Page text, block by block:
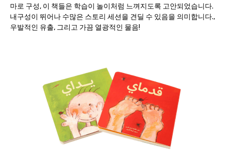
마로 구성, 이 책들은 학습이 놀이처럼 느껴지도록 고안되었습니다.
내구성이 뛰어나 수많은 스토리 세션을 견딜 수 있음을 의미합니다.,
우발적인 유출, 그리고 가끔 열광적인 물음!